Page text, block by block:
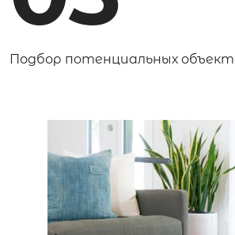
Подбор потенциальных